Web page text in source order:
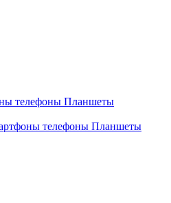
телефоны Планшеты
телефоны Планшеты